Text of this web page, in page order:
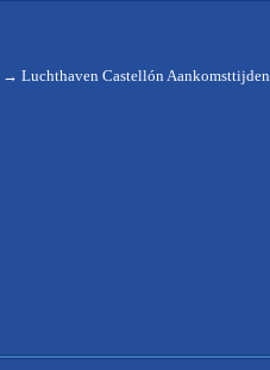
→ Luchthaven Castellón Aankomsttijden